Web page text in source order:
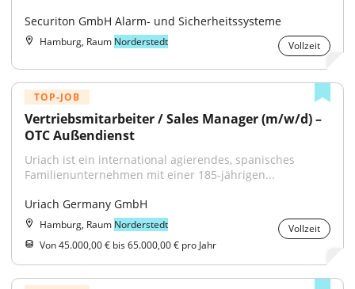
Securiton GmbH Alarm- und Sicherheitssysteme
Hamburg, Raum Norderstedt Vollzeit
TOP-JOB
Vertriebsmitarbeiter / Sales Manager (m/w/d) –
OTC Außendienst
Uriach ist ein international agierendes, spanisches
Familienunternehmen mit einer 185-jährigen...
Uriach Germany GmbH
Hamburg, Raum Norderstedt
Vollzeit
Von 45.000,00 € bis 65.000,00 € pro Jahr